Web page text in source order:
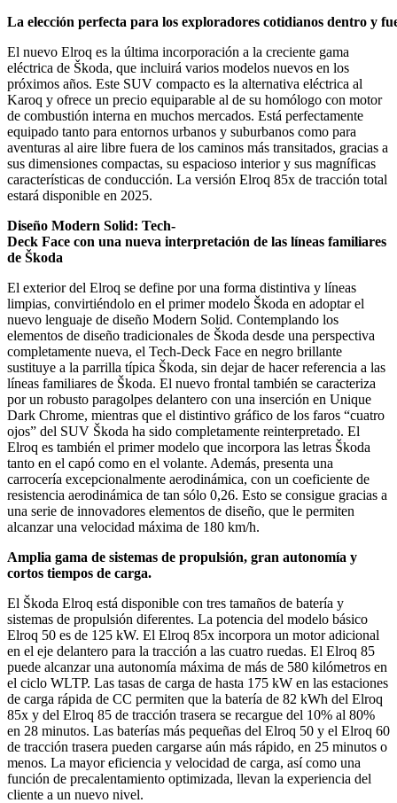
La elección perfecta para los exploradores cotidianos dentro y
El nuevo Elroq es la última incorporación a la creciente gama
eléctrica de Škoda, que incluirá varios modelos nuevos en los
próximos años. Este SUV compacto es la alternativa eléctrica al
Karoq y ofrece un precio equiparable al de su homólogo con motor
de combustión interna en muchos mercados. Está perfectamente
equipado tanto para entornos urbanos y suburbanos como para
aventuras al aire libre fuera de los caminos más transitados, gracias a
sus dimensiones compactas, su espacioso interior y sus magníficas
características de conducción. La versión Elroq 85x de tracción total
estará disponible en 2025.
Diseño Modern Solid: Tech-
Deck Face con una nueva interpretación de las líneas familiares
de Škoda
El exterior del Elroq se define por una forma distintiva y líneas
limpias, convirtiéndolo en el primer modelo Škoda en adoptar el
nuevo lenguaje de diseño Modern Solid. Contemplando los
elementos de diseño tradicionales de Škoda desde una perspectiva
completamente nueva, el Tech-Deck Face en negro brillante
sustituye a la parrilla típica Škoda, sin dejar de hacer referencia a las
líneas familiares de Škoda. El nuevo frontal también se caracteriza
por un robusto paragolpes delantero con una inserción en Unique
Dark Chrome, mientras que el distintivo gráfico de los faros “cuatro
ojos” del SUV Škoda ha sido completamente reinterpretado. El
Elroq es también el primer modelo que incorpora las letras Škoda
tanto en el capó como en el volante. Además, presenta una
carrocería excepcionalmente aerodinámica, con un coeficiente de
resistencia aerodinámica de tan sólo 0,26. Esto se consigue gracias a
una serie de innovadores elementos de diseño, que le permiten
alcanzar una velocidad máxima de 180 km/h.
Amplia gama de sistemas de propulsión, gran autonomía y
cortos tiempos de carga.
El Škoda Elroq está disponible con tres tamaños de batería y
sistemas de propulsión diferentes. La potencia del modelo básico
Elroq 50 es de 125 kW. El Elroq 85x incorpora un motor adicional
en el eje delantero para la tracción a las cuatro ruedas. El Elroq 85
puede alcanzar una autonomía máxima de más de 580 kilómetros en
el ciclo WLTP. Las tasas de carga de hasta 175 kW en las estaciones
de carga rápida de CC permiten que la batería de 82 kWh del Elroq
85x y del Elroq 85 de tracción trasera se recargue del 10% al 80%
en 28 minutos. Las baterías más pequeñas del Elroq 50 y el Elroq 60
de tracción trasera pueden cargarse aún más rápido, en 25 minutos o
menos. La mayor eficiencia y velocidad de carga, así como una
función de precalentamiento optimizada, llevan la experiencia del
cliente a un nuevo nivel.